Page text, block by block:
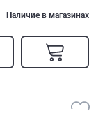
Наличие в магазинах